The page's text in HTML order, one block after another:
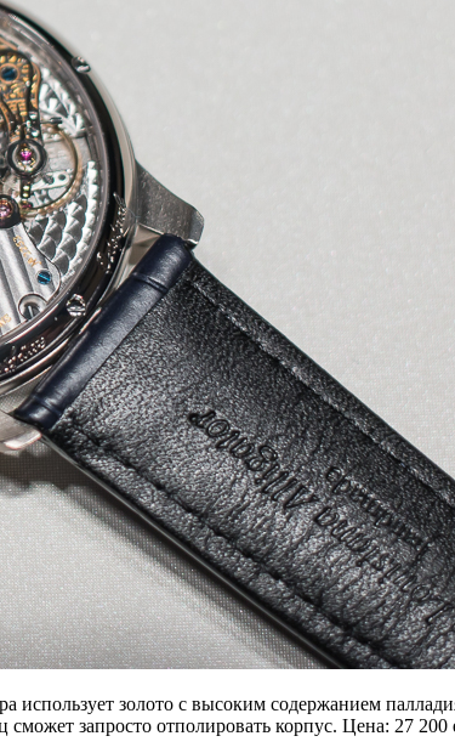
использует золото с высоким содержанием
сможет запросто отполировать корпус. Цена: 27 200